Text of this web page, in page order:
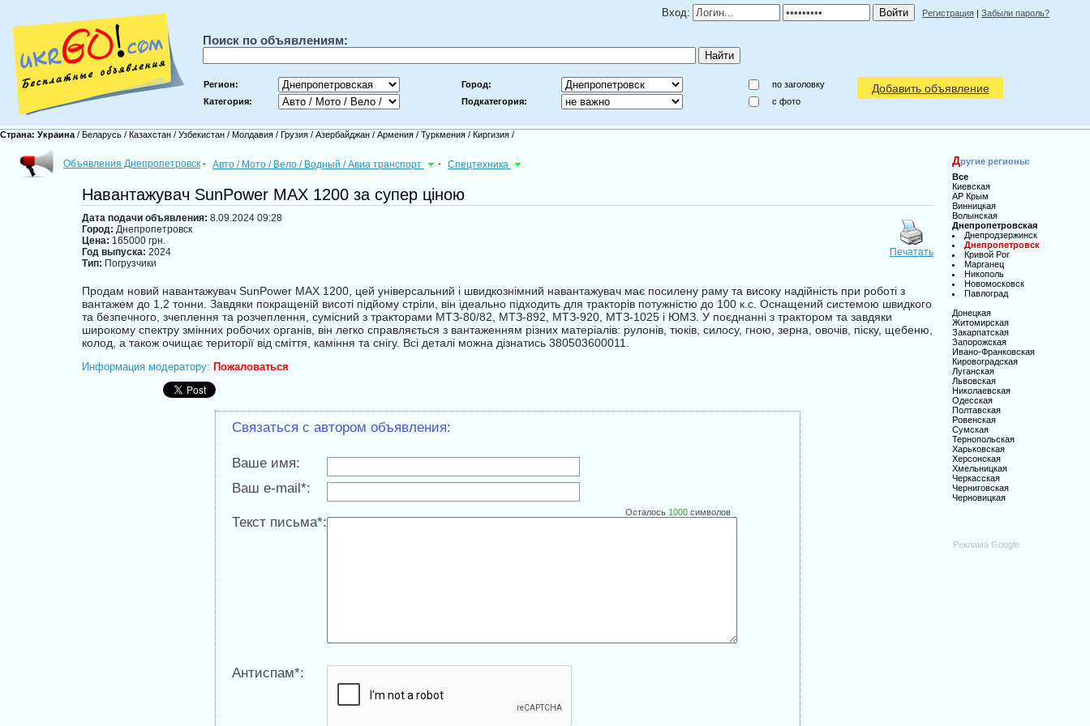
Вход: Регистрация | Забыли пароль?
Поиск по объявлениям:
Регион: Город:
по заголовку
Категория:
Подкатегория: c фото
Добавить объявление
Страна: Украина / Беларусь / Казахстан / Узбекистан / Молдавия / Грузия / Азербайджан / Армения / Туркмения / Киргизия /
Объявления Днепропетровск - Авто / Мото / Вело / Водный / Авиа транспорт - Спецтехника
Навантажувач SunPower MAX 1200 за супер ціною
Дата подачи объявления: 8.09.2024 09:28
Город: Днепропетровск
Цена: 165000 грн.
Год выпуска: 2024
Тип: Погрузчики
Печатать
Продам новий навантажувач SunPower MAX 1200, цей універсальний і швидкознімний навантажувач має посилену раму та високу надійність при роботі з
вантажем до 1,2 тонни. Завдяки покращеній висоті підйому стріли, він ідеально підходить для тракторів потужністю до 100 к.с. Оснащений системою швидкого
та безпечного, зчеплення та розчеплення, сумісний з тракторами МТЗ-80/82, МТЗ-892, МТЗ-920, МТЗ-1025 і ЮМЗ. У поєднанні з трактором та завдяки
широкому спектру змінних робочих органів, він легко справляється з вантаженням різних матеріалів: рулонів, тюків, силосу, гною, зерна, овочів, піску, щебеню,
колод, а також очищає території від сміття, каміння та снігу. Всі деталі можна дізнатись 380503600011.
Информация модератору: Пожаловаться
Связаться с автором объявления:
Ваше имя:
Ваш e-mail*:
Текст письма*:
Осталось 1000 символов
Антиспам*:
Другие регионы:
Все
Киевская
АР Крым
Винницкая
Волынская
Днепропетровская
Днепродзержинск
Днепропетровск
Кривой Рог
Марганец
Никополь
Новомосковск
Павлоград
Донецкая
Житомирская
Закарпатская
Запорожская
Ивано-Франковская
Кировоградская
Луганская
Львовская
Николаевская
Одесская
Полтавская
Ровенская
Сумская
Тернопольская
Харьковская
Херсонская
Хмельницкая
Черкасская
Черниговская
Черновицкая
Реклама Google